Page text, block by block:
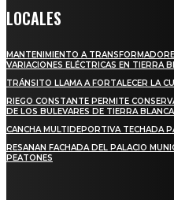
LOCALES
MANTENIMIENTO A
VARIACIONES ELÉCTRICAS EN TIERRA
TRÁNSITO LLAMA A FORTALECER LA
RIEGO CONSTANTE PERMITE
DE LOS BULEVARES DE TIERRA BLANCA
CANCHA MULTIDEPORTIVA TECHADA
RESANAN FACHADA DEL PALACIO
PEATONES